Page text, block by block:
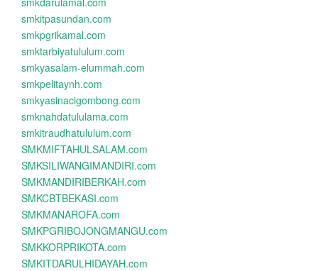
smkitpasundan.com
smkpgrikamal.com
smktarbiyatululum.com
smkyasalam-elummah.com
smkpelitaynh.com
smkyasinacigombong.com
smknahdatululama.com
smkitraudhatululum.com
SMKMIFTAHULSALAM.com
SMKSILIWANGIMANDIRI.com
SMKMANDIRIBERKAH.com
SMKCBTBEKASI.com
SMKMANAROFA.com
SMKPGRIBOJONGMANGU.com
SMKKORPRIKOTA.com
SMKITDARULHIDAYAH.com